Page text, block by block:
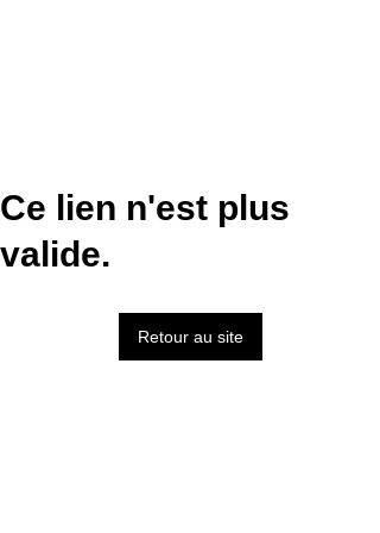
Ce lien n'est plus
valide.
Retour au site